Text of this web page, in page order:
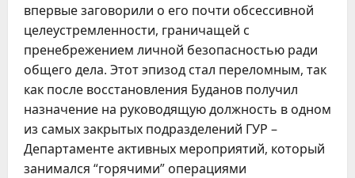
впервые заговорили о его почти обсессивной
целеустремленности, граничащей с
пренебрежением личной безопасностью ради
общего дела. Этот эпизод стал переломным, так
как после восстановления Буданов получил
назначение на руководящую должность в одном
из самых закрытых подразделений ГУР –
Департаменте активных мероприятий, который
занимался “горячими” операциями